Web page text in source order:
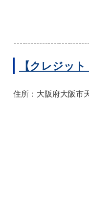
【クレジッ
住所：大阪府大阪市